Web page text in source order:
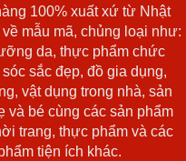
100% xuất xứ từ Nhật
mẫu mã, chủng loại như:
da, thực phẩm chức
sắc đẹp, đồ gia dụng,
vật dụng trong nhà, sản
và bé cùng các sản phẩm
trang, thực phẩm và các
tiện ích khác.